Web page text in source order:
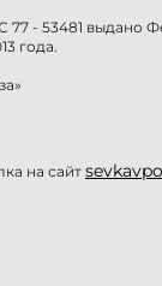
- 53481 выдано
года.
на сайт